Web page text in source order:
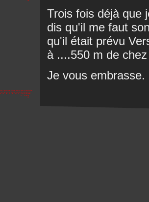
Trois fois déjà que
dis qu'il me faut
qu'il était prévu
à ....550 m de
Je vous embrasse.